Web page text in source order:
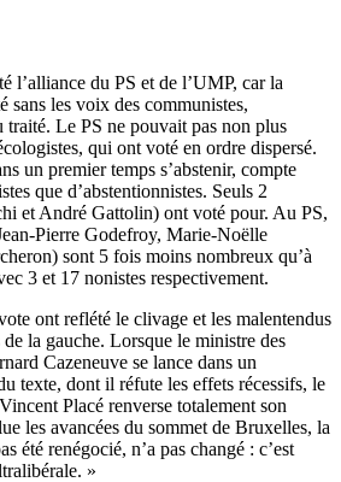
l’alliance du PS et de l’UMP, car la
sans les voix des communistes,
traité. Le PS ne pouvait pas non plus
qui ont voté en ordre dispersé.
un premier temps s’abstenir, compte
que d’abstentionnistes. Seuls 2
et André Gattolin) ont voté pour. Au PS,
Pierre Godefroy, Marie-Noëlle
sont 5 fois moins nombreux qu’à
3 et 17 nonistes respectivement.
ont reflété le clivage et les malentendus
de la gauche. Lorsque le ministre des
Cazeneuve se lance dans un
texte, dont il réfute les effets récessifs, le
Placé renverse totalement son
les avancées du sommet de Bruxelles, la
été renégocié, n’a pas changé : c’est
»